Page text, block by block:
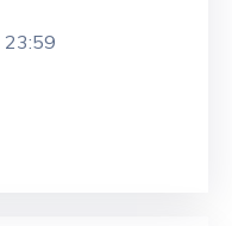
23:59